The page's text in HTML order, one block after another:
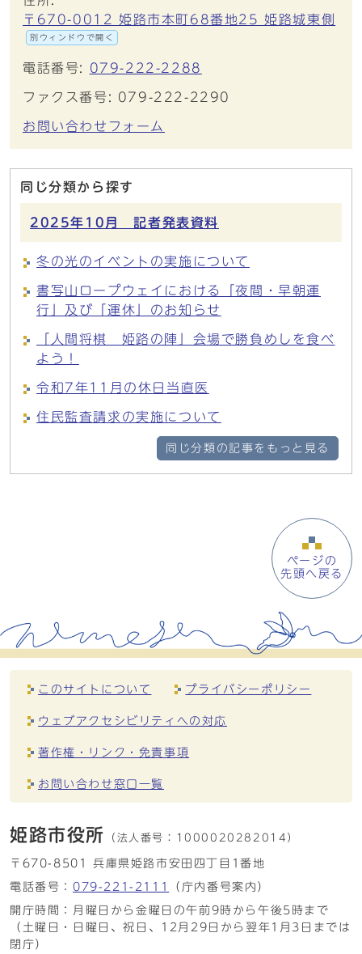
〒670-0012 姫路市本町68番地25 姫路城東側
別ウィンドウで開く
電話番号: 079-222-2288
ファクス番号: 079-222-2290
お問い合わせフォーム
同じ分類から探す
2025年10月 記者発表資料
冬の光のイベントの実施について
書写山ロープウェイにおける「夜間・早朝運
行」及び「運休」のお知らせ
「人間将棋 姫路の陣」会場で勝負めしを食べ
よう！
令和7年11月の休日当直医
住民監査請求の実施について
同じ分類の記事をもっと見る
ページの
先頭へ戻る
このサイトについて プライバシーポリシー
ウェブアクセシビリティへの対応
著作権・リンク・免責事項
お問い合わせ窓口一覧
姫路市役所 （法人番号： 1000020282014）
〒670-8501 兵庫県姫路市安田四丁目1番地
電話番号： 079-221-2111
（庁内番号案内）
開庁時間：月曜日から金曜日の午前9時から午後5時まで
（土曜日・日曜日、祝日、12月29日から翌年1月3日までは
閉庁）